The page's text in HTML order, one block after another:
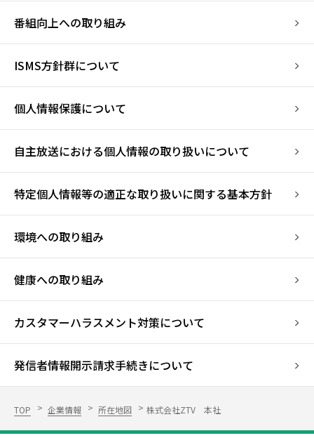
番組向上への取り組み
ISMS方針群について
個人情報保護について
自主放送における個人情報の取り扱いについて
特定個人情報等の適正な取り扱いに関する基本方針
環境への取り組み
健康への取り組み
カスタマーハラスメント対策について
発信者情報開示請求手続きについて
TOP 企業情報 所在地図 株式会社ZTV 本社